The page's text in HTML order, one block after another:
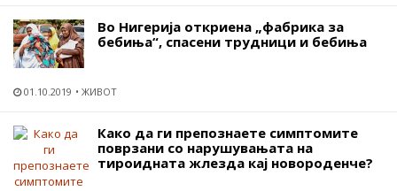
Во Нигерија откриена „фабрика за
бебиња“, спасени трудници и бебиња
01.10.2019 ЖИВОТ
Како да ги препознаете симптомите
поврзани со нарушувањата на
тироидната жлезда кај новороденче?